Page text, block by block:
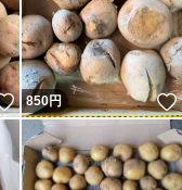
いいね！
850円